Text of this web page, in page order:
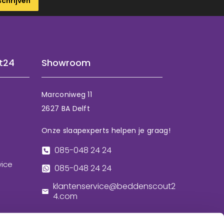
Showroom
Marconiweg 11
2627 BA Delft
Onze slaapexperts helpen je graag!
085-048 24 24
085-048 24 24
klantenservice@beddenscout2
4.com